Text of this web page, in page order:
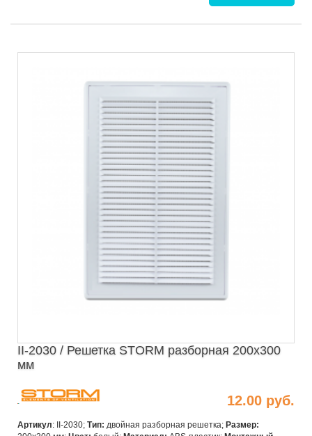
II-2030 / Решетка STORM разборная 200х300
мм
12.00 руб.
Артикул: II-2030; Тип: двойная разборная решетка; Размер: